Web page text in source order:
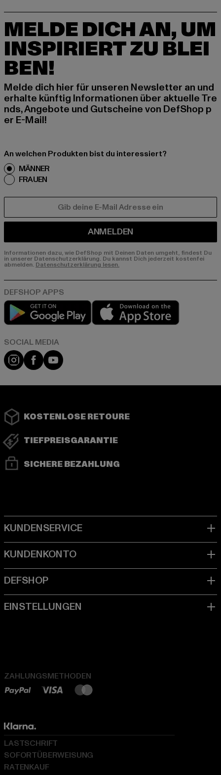
MELDE DICH AN, UM
INSPIRIERT ZU BLEI
BEN!
Melde dich hier für unseren Newsletter an und
erhalte künftig Informationen über aktuelle Tre
nds, Angebote und Gutscheine von DefShop p
er E-Mail!
An welchen Produkten bist du interessiert?
MÄNNER
FRAUEN
ANMELDEN
Informationen dazu, wie DefShop mit Deinen Daten umgeht, findest Du
in unserer Datenschutzerklärung. Du kannst Dich jederzeit kostenfei
abmelden. Datenschutzerklärung lesen.
Play market
Instagram
FacebookYouTube
KOSTENLOSE RETOURE
TIEFPREISGARANTIE
SICHERE BEZAHLUNG
ZAHLUNGSMETHODEN
LASTSCHRIFT
SOFORTÜBERWEISUNG
RATENKAUF